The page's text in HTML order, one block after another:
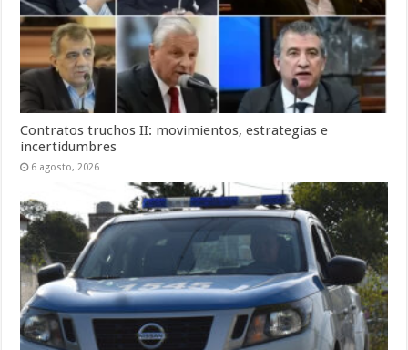
Contratos truchos II: movimientos, estrategias e
incertidumbres
6 agosto, 2026